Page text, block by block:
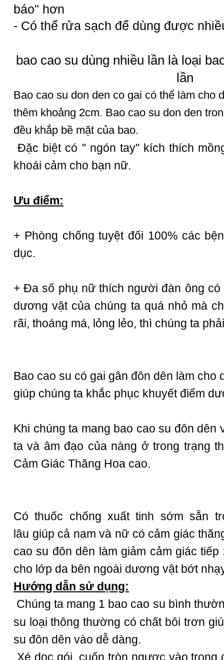
báo" hơn
- Có thể rửa sạch để dùng được
bao cao su dùng nhiều lần là loại
lần
Bao cao su don den co gai có thể làm cho
thêm khoảng 2cm. Bao cao su don den
đều khắp bề mặt của bao.
Đặc biệt có " ngón tay" kích thích
khoái cảm cho bạn nữ.
Ưu điểm:
+ Phòng chống tuyệt đối 100% các
dục.
+ Đa số phụ nữ thích người đàn ông
dương vật của chúng ta quá nhỏ mà
rãi, thoáng má, lỏng lẻo, thì chúng ta
Bao cao su có gai gân đôn dên làm cho
giúp chúng ta khắc phục khuyết điểm
Khi chúng ta mang bao cao su đôn dên
ta và âm đạo của nàng ở trong trạng
Cảm Giác Thăng Hoa cao.
Cóthuốc chống xuất tinh sớm sẵn
lâu giúp cả nam và nữ có cảm giác
cao su đôn dên làm giảm cảm giác
cho lớp da bên ngoài dương vật bớt
Hướng dẫn sử dụng:
Chúng ta mang 1 bao cao su bình
su loại thông thường có chất bôi trơn
su đôn dên vào dễ dàng.
Xé dọc gói, cuốn tròn ngược vào trong